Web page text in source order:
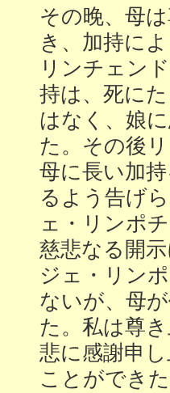
その晚、母
き、加持に
リンチェン
持は、死に
はなく、娘
た。その後
母に長い加
るよう告げ
ェ・リンポ
慈悲なる開
ジェ・リン
ないが、母
た。私は尊
悲に感謝申
ことができ